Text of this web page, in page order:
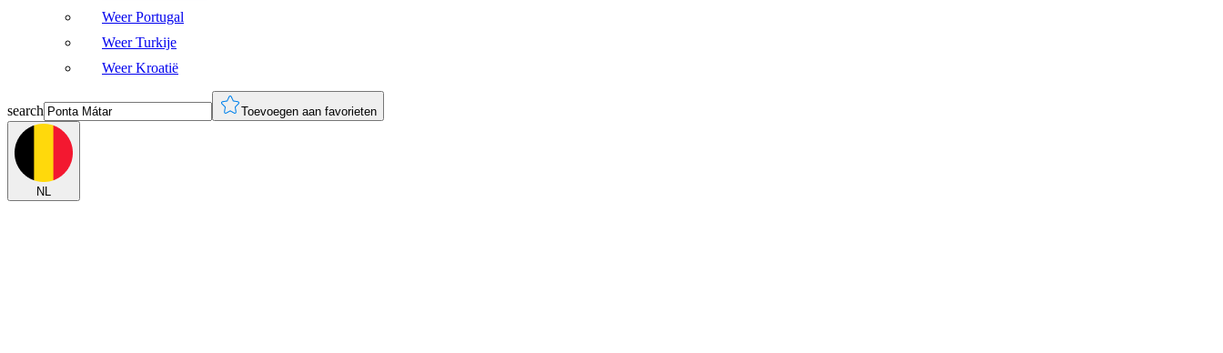
Weer Portugal
Weer Turkije
Weer Kroatië
search Toevoegen aan favorieten
NL